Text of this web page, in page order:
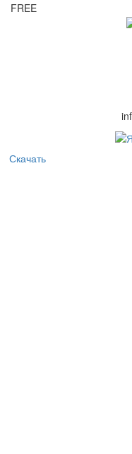
FREE
Скачать